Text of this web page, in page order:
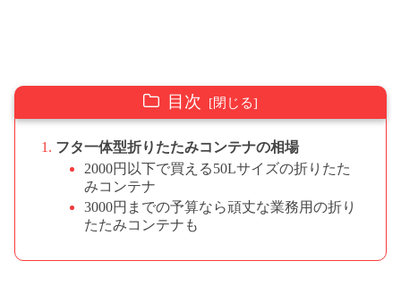
目次
フタ一体型折りたたみコンテナの相場
2000円以下で買える50Lサイズの折りたた
みコンテナ
3000円までの予算なら頑丈な業務用の折り
たたみコンテナも